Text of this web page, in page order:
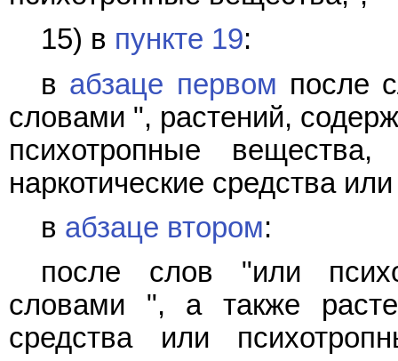
15) в пункте 19:
в абзаце первом после
словами ", растений,
психотропные
наркотические средства
в абзаце втором:
после слов "или
словами ", а также
средства или